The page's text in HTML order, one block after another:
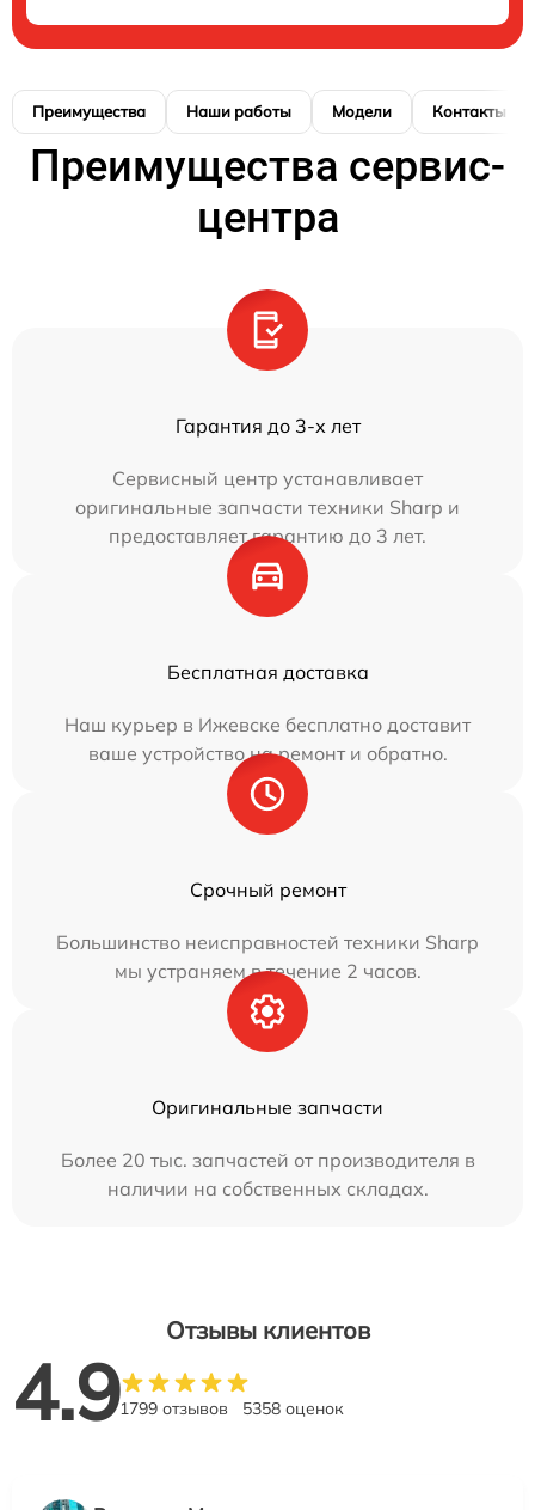
Преимущества Наши работы Модели Контакты
Преимущества сервис-
центра
Гарантия до 3-х лет
Сервисный центр устанавливает
оригинальные запчасти техники Sharp и
предоставляет гарантию до 3 лет.
Бесплатная доставка
Наш курьер в Ижевске бесплатно доставит
ваше устройство на ремонт и обратно.
Срочный ремонт
Большинство неисправностей техники Sharp
мы устраняем в течение 2 часов.
Оригинальные запчасти
Более 20 тыс. запчастей от производителя в
наличии на собственных складах.
Отзывы клиентов
4.91799 отзывов 5358 оценок